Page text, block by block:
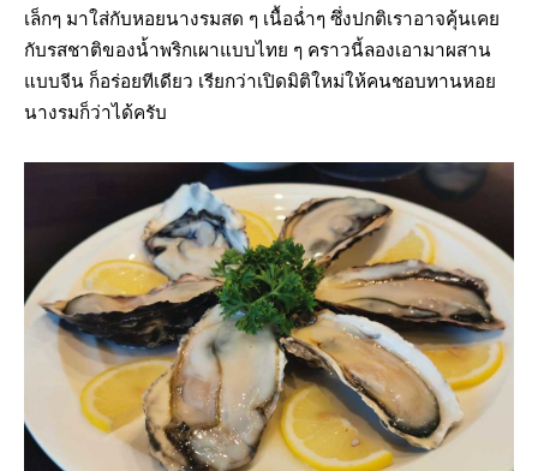
เล็กๆ มาใส่กับหอยนางรมสด ๆ เนื้อฉ่ำๆ ซึ่งปกติเราอาจคุ้นเคย
กับรสชาติของน้ำพริกเผาแบบไทย ๆ คราวนี้ลองเอามาผสาน
แบบจีน ก็อร่อยทีเดียว เรียกว่าเปิดมิติใหม่ให้คนชอบทานหอย
นางรมก็ว่าได้ครับ